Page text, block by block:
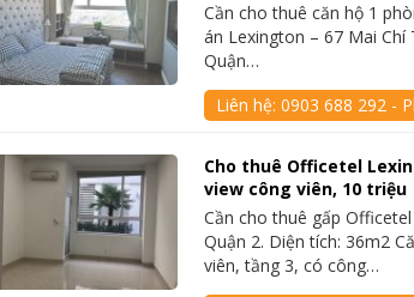
Cần cho thuê căn hộ 1
án Lexington – 67 Mai Chí
Quận…
Liên hệ:0903 688 292 -
Cho thuê Officetel
view công viên, 10 triệu
Cần cho thuê gấp
Quận 2. Diện tích: 36m2
viên, tầng 3, có công…